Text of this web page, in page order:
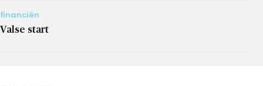
financiën
Valse start